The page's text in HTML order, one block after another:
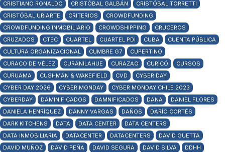
CRISTIANO RONALDO CRISTÓBAL GALBÁN
CRISTÓBAL TORRETTI
CRISTÓBAL URIARTE
CRITERIOS
CROWDFUNDING
CROWDFUNDING INMOBILIARIO
CROWDSHIPPING
CRUCEROS
CRUZADOS
CTEC CUARTEL CUARTEL PDI CUBA
CUENTA PÚBLICA
CULTURA ORGANIZACIONAL
CUMBRE G7
CUPERTINO
CURACO DE VÉLEZ
CURANILAHUE CURAZAO CURICÓ
CURSOS
CURUAMA
CUSHMAN & WAKEFIELD CVD
CYBER DAY
CYBER DAY 2026
CYBER MONDAY
CYBER MONDAY CHILE 2023
CYBERDAY
DAMINIFICADOS DAMNIFICADOS DANA
DANIEL FLORES
DANIELA HENRÍQUEZ
DANNY VARGAS DAÑOS
DARÍO CORTÉS
DARK KITCHENS
DATA DATA CENTER
DATA CENTERS
DATA INMOBILIARIA
DATACENTER DATACENTERS
DAVID GUETTA
DAVID MUÑOZ
DAVID PEÑA DAVID SEGURA DAVID SILVA
DDHH